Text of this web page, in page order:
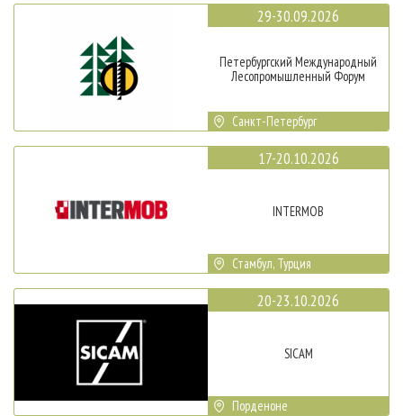
29-30.09.2026
Петербургский Международный
Лесопромышленный Форум
Санкт-Петербург
17-20.10.2026
INTERMOB
Стамбул, Турция
20-23.10.2026
SICAM
Порденоне